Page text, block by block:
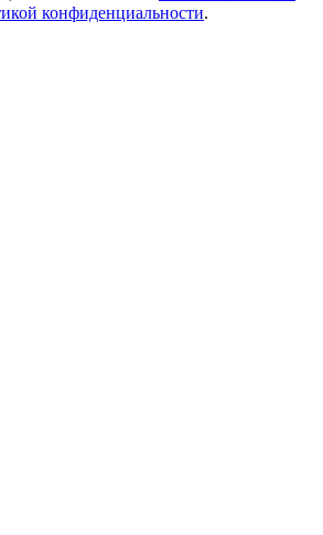
конфиденциальности.